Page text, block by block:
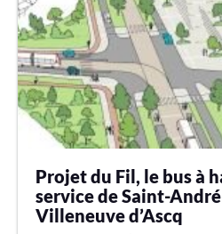
comment y participer :▶ En
Les événements organisés
concertation▶ Questions /
répondra directement sur cet
Projet du Fil, le bus à
service de Saint-
Villeneuve d’Ascq